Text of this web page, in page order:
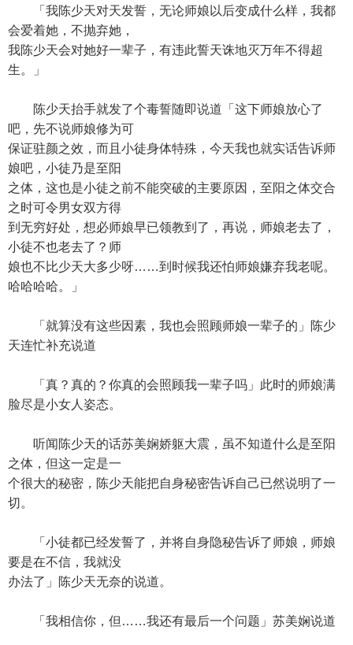
「我陈少天对天发誓，无论师娘以后变成什么样，我都
会爱着她，不抛弃她，
我陈少天会对她好一辈子，有违此誓天诛地灭万年不得超
生。」
陈少天抬手就发了个毒誓随即说道「这下师娘放心了
吧，先不说师娘修为可
保证驻颜之效，而且小徒身体特殊，今天我也就实话告诉师
娘吧，小徒乃是至阳
之体，这也是小徒之前不能突破的主要原因，至阳之体交合
之时可令男女双方得
到无穷好处，想必师娘早已领教到了，再说，师娘老去了，
小徒不也老去了？师
娘也不比少天大多少呀……到时候我还怕师娘嫌弃我老呢。
哈哈哈哈。」
「就算没有这些因素，我也会照顾师娘一辈子的」陈少
天连忙补充说道
「真？真的？你真的会照顾我一辈子吗」此时的师娘满
脸尽是小女人姿态。
听闻陈少天的话苏美娴娇躯大震，虽不知道什么是至阳
之体，但这一定是一
个很大的秘密，陈少天能把自身秘密告诉自己已然说明了一
切。
「小徒都已经发誓了，并将自身隐秘告诉了师娘，师娘
要是在不信，我就没
办法了」陈少天无奈的说道。
「我相信你，但……我还有最后一个问题」苏美娴说道